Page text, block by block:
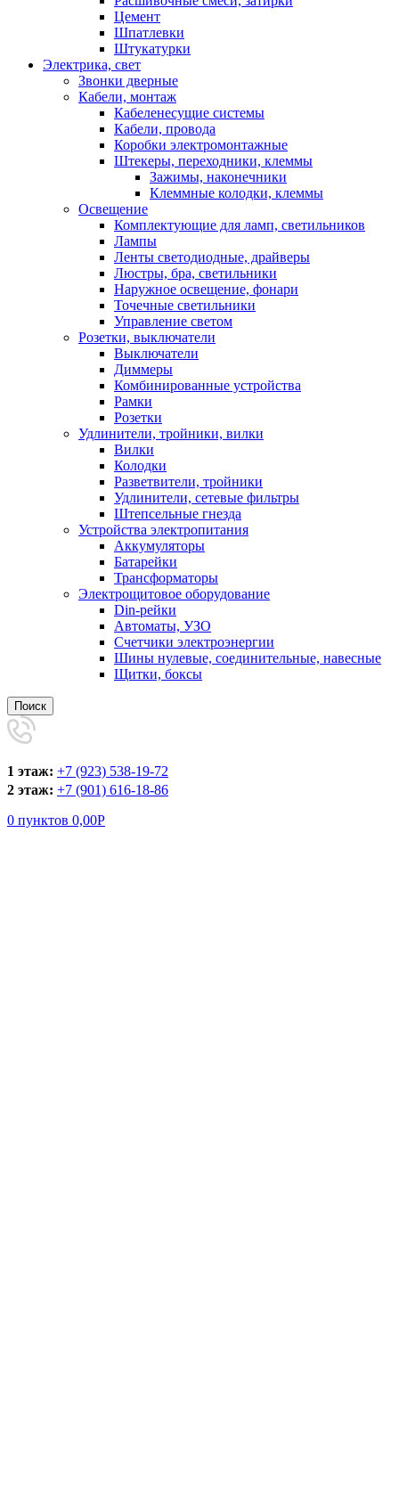
Цемент
Шпатлевки
Штукатурки
Электрика, свет
Звонки дверные
Кабели, монтаж
Кабеленесущие системы
Кабели, провода
Коробки электромонтажные
Штекеры, переходники, клеммы
Зажимы, наконечники
Клеммные колодки, клеммы
Освещение
Комплектующие для ламп, светильников
Лампы
Ленты светодиодные, драйверы
Люстры, бра, светильники
Наружное освещение, фонари
Точечные светильники
Управление светом
Розетки, выключатели
Выключатели
Диммеры
Комбинированные устройства
Рамки
Розетки
Удлинители, тройники, вилки
Вилки
Колодки
Разветвители, тройники
Удлинители, сетевые фильтры
Штепсельные гнезда
Устройства электропитания
Аккумуляторы
Батарейки
Трансформаторы
Электрощитовое оборудование
Din-рейки
Автоматы, УЗО
Счетчики электроэнергии
Шины нулевые, соединительные, навесные
Щитки, боксы
Поиск
1 этаж: +7 (923) 538-19-72
2 этаж: +7 (901) 616-18-86
0 пунктов 0,00Р